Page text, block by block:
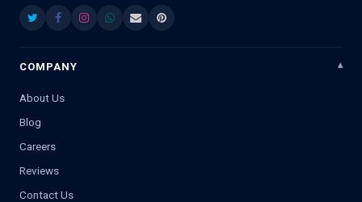
COMPANY
About Us
Blog
Careers
Reviews
Contact Us